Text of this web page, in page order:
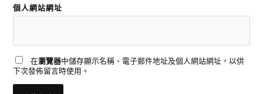
個人網站網址
在瀏覽器中儲存顯示名稱、電子郵件地址及個人網站網址，以供
下次發佈留言時使用。